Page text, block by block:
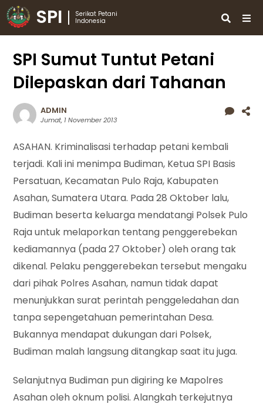
SPI
Serikat Petani
Indonesia
SPI Sumut Tuntut Petani
Dilepaskan dari Tahanan
ADMIN
Jumat, 1 November 2013
ASAHAN. Kriminalisasi terhadap petani kembali
terjadi. Kali ini menimpa Budiman, Ketua SPI Basis
Persatuan, Kecamatan Pulo Raja, Kabupaten
Asahan, Sumatera Utara. Pada 28 Oktober lalu,
Budiman beserta keluarga mendatangi Polsek Pulo
Raja untuk melaporkan tentang penggerebekan
kediamannya (pada 27 Oktober) oleh orang tak
dikenal. Pelaku penggerebekan tersebut mengaku
dari pihak Polres Asahan, namun tidak dapat
menunjukkan surat perintah penggeledahan dan
tanpa sepengetahuan pemerintahan Desa.
Bukannya mendapat dukungan dari Polsek,
Budiman malah langsung ditangkap saat itu juga.
Selanjutnya Budiman pun digiring ke Mapolres
Asahan oleh oknum polisi. Alangkah terkejutnya